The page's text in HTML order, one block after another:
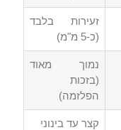
זעירות בלבד
(כ-5 מ"מ)
נמוך מאוד
(בזכות
הפלזמה)
קצר עד בינוני